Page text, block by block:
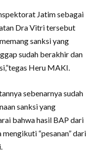
Jatim sebagai
Dra Vitri tersebut
sanksi yang
sudah berakhir dan
Heru MAKI.
sebenarnya sudah
sanksi yang
bahwa hasil BAP dari
“pesanan” dari